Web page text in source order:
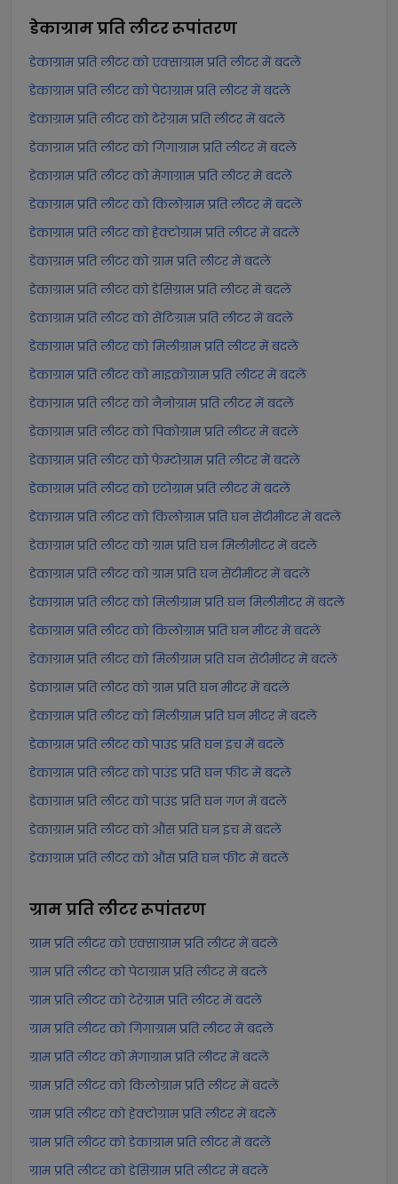
डेकाग्राम प्रति लीटररूपांतरण
डेकाग्राम प्रति लीटर को एक्साग्राम प्रति लीटर में बदलें
डेकाग्राम प्रति लीटर को पेटाग्राम प्रति लीटर में बदलें
डेकाग्राम प्रति लीटर को टेरेग्राम प्रति लीटर में बदलें
डेकाग्राम प्रति लीटर को गिगाग्राम प्रति लीटर में बदलें
डेकाग्राम प्रति लीटर को मेगाग्राम प्रति लीटर में बदलें
डेकाग्राम प्रति लीटर को किलोग्राम प्रति लीटर में बदलें
डेकाग्राम प्रति लीटर को हेक्टोग्राम प्रति लीटर में बदलें
डेकाग्राम प्रति लीटर को ग्राम प्रति लीटर में बदलें
डेकाग्राम प्रति लीटर को डेसिग्राम प्रति लीटर में बदलें
डेकाग्राम प्रति लीटर को सेंटिग्राम प्रति लीटर में बदलें
डेकाग्राम प्रति लीटर को मिलीग्राम प्रति लीटर में बदलें
डेकाग्राम प्रति लीटर को माइक्रोग्राम प्रति लीटर में बदलें
डेकाग्राम प्रति लीटर को नैनोग्राम प्रति लीटर में बदलें
डेकाग्राम प्रति लीटर को पिकोग्राम प्रति लीटर में बदलें
डेकाग्राम प्रति लीटर को फेम्टोग्राम प्रति लीटर में बदलें
डेकाग्राम प्रति लीटर को एटोग्राम प्रति लीटर में बदलें
डेकाग्राम प्रति लीटर को किलोग्राम प्रति घन सेंटीमीटर में बदलें
डेकाग्राम प्रति लीटर को ग्राम प्रति घन मिलीमीटर में बदलें
डेकाग्राम प्रति लीटर को ग्राम प्रति घन सेंटीमीटर में बदलें
डेकाग्राम प्रति लीटर को मिलीग्राम प्रति घन मिलीमीटर में बदलें
डेकाग्राम प्रति लीटर को किलोग्राम प्रति घन मीटर में बदलें
डेकाग्राम प्रति लीटर को मिलीग्राम प्रति घन सेंटीमीटर में बदलें
डेकाग्राम प्रति लीटर को ग्राम प्रति घन मीटर में बदलें
डेकाग्राम प्रति लीटर को मिलीग्राम प्रति घन मीटर में बदलें
डेकाग्राम प्रति लीटर को पाउंड प्रति घन इंच में बदलें
डेकाग्राम प्रति लीटर को पाउंड प्रति घन फीट में बदलें
डेकाग्राम प्रति लीटर को पाउंड प्रति घन गज में बदलें
डेकाग्राम प्रति लीटर को औंस प्रति घन इंच में बदलें
डेकाग्राम प्रति लीटर को औंस प्रति घन फीट में बदलें
ग्राम प्रति लीटररूपांतरण
ग्राम प्रति लीटर को एक्साग्राम प्रति लीटर में बदलें
ग्राम प्रति लीटर को पेटाग्राम प्रति लीटर में बदलें
ग्राम प्रति लीटर को टेरेग्राम प्रति लीटर में बदलें
ग्राम प्रति लीटर को गिगाग्राम प्रति लीटर में बदलें
ग्राम प्रति लीटर को मेगाग्राम प्रति लीटर में बदलें
ग्राम प्रति लीटर को किलोग्राम प्रति लीटर में बदलें
ग्राम प्रति लीटर को हेक्टोग्राम प्रति लीटर में बदलें
ग्राम प्रति लीटर को डेकाग्राम प्रति लीटर में बदलें
ग्राम प्रति लीटर को डेसिग्राम प्रति लीटर में बदलें